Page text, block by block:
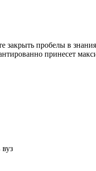
пробелы в
принесет